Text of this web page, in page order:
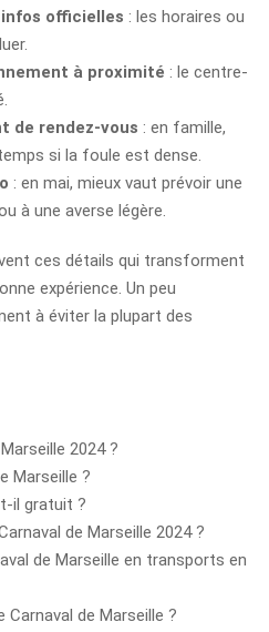
officielles : les horaires ou
à proximité : le centre-
de rendez-vous : en famille,
si la foule est dense.
: en mai, mieux vaut prévoir une
à une averse légère.
ces détails qui transforment
expérience. Un peu
à éviter la plupart des
2024 ?
Marseille ?
il gratuit ?
de Marseille 2024 ?
de Marseille en transports en
de Marseille ?